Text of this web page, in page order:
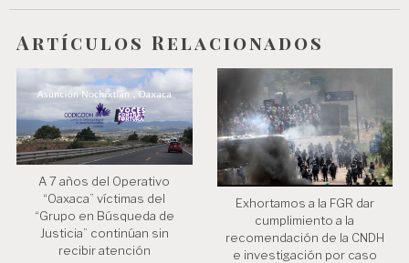
t
r
a
d
Artículos Relacionados
A 7 años del Operativo
“Oaxaca” víctimas del
“Grupo en Búsqueda de
Justicia” continúan sin
recibir atención
Exhortamos a la FGR dar
cumplimiento a la
recomendación de la CNDH
e investigación por caso